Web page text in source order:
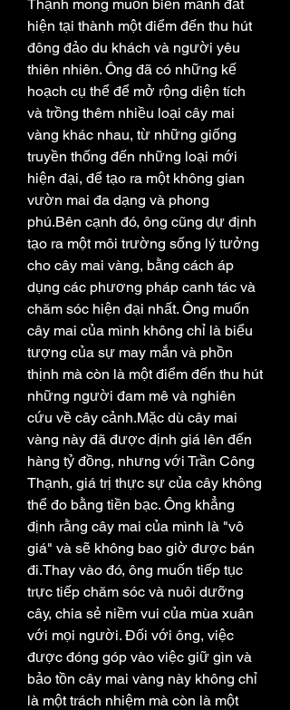
Thạnh mong muốn biến mảnh đất
hiện tại thành một điểm đến thu hút
đông đảo du khách và người yêu
thiên nhiên. Ông đã có những kế
hoạch cụ thể để mở rộng diện tích
và trồng thêm nhiều loại cây mai
vàng khác nhau, từ những giống
truyền thống đến những loại mới
hiện đại, để tạo ra một không gian
vườn mai đa dạng và phong
phú.Bên cạnh đó, ông cũng dự định
tạo ra một môi trường sống lý tưởng
cho cây mai vàng, bằng cách áp
dụng các phương pháp canh tác và
chăm sóc hiện đại nhất. Ông muốn
cây mai của mình không chỉ là biểu
tượng của sự may mắn và phồn
thịnh mà còn là một điểm đến thu hút
những người đam mê và nghiên
cứu về cây cảnh.Mặc dù cây mai
vàng này đã được định giá lên đến
hàng tỷ đồng, nhưng với Trần Công
Thạnh, giá trị thực sự của cây không
thể đo bằng tiền bạc. Ông khẳng
định rằng cây mai của mình là "vô
giá" và sẽ không bao giờ được bán
đi.Thay vào đó, ông muốn tiếp tục
trực tiếp chăm sóc và nuôi dưỡng
cây, chia sẻ niềm vui của mùa xuân
với mọi người. Đối với ông, việc
được đóng góp vào việc giữ gìn và
bảo tồn cây mai vàng này không chỉ
là một trách nhiệm mà còn là một